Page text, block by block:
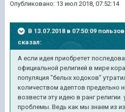
Опубликовано: 13 июл 2018, 07:52:14
В 13.07.2018 в 07:50:09
сказал:
А если идея приобретет
официальной религией в мире
популяция "белых ходоков"
количеством адептов предельно
возвести эту идею в ранг религии
проблемы. Ведь как мы знаем из